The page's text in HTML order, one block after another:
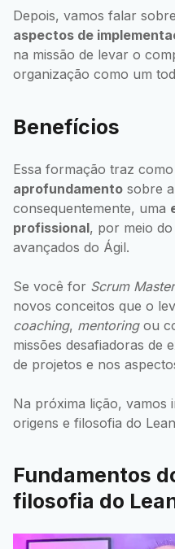
Depois, vamos falar sobre
aspectos de
na missão de levar o
organização como um
Benefícios
Essa formação traz
aprofundamento sobre
consequentemente, uma
profissional, por meio
avançados do Ágil.
Se você for Scrum Master
novos conceitos que o
coaching, mentoringou
missões desafiadoras de
de projetos e nos
Na próxima lição, vamos
origens e filosofia do
Fundamentos
filosofia do